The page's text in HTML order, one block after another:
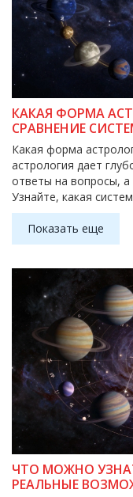
КАКАЯ ФОРМА
СРАВНЕНИЕ
Какая форма
астрология дает
ответы на вопросы,
Узнайте, какая
Показать еще
ЧТО МОЖНО
РЕАЛЬНЫЕ